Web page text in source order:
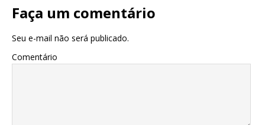
Faça um comentário
Seu e-mail não será publicado.
Comentário